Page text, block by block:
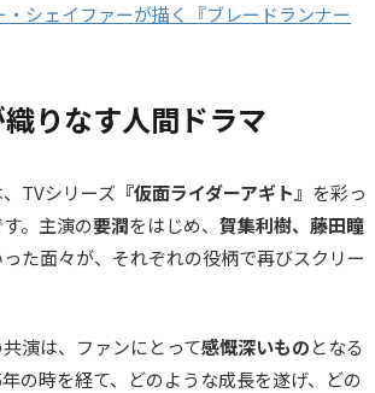
シェイファーが描く『ブレードランナー
りなす人間ドラマ
TVシリーズ 『仮面ライダーアギト』 を彩っ
。主演の要潤をはじめ、 賀集利樹、藤田瞳
った面々が、それぞれの役柄で再びスクリー
演は、ファンにとって感慨深いものとなる
の時を経て、どのような成長を遂げ、どの